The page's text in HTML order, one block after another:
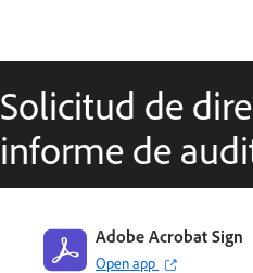
Solicitud de
informe de
Adobe Acrobat Sign
Open app
Preferencias de firma
Firmas con el formato
correcto
Condiciones de uso